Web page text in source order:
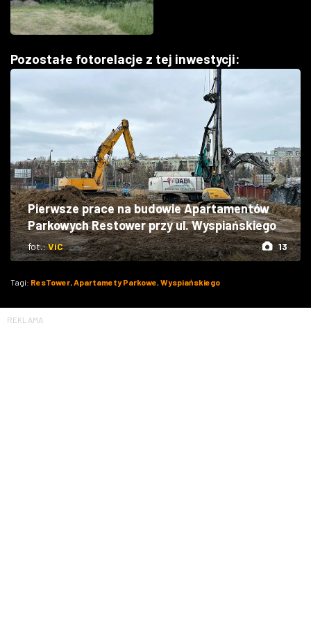
Pozostałe fotorelacje z tej inwestycji:
Pierwsze prace na budowie Apartamentów
Parkowych Restower przy ul. Wyspiańskiego
fot.:ViC 13
Tagi: ResTower, Apartamety Parkowe, Wyspiańskiego
REKLAMA